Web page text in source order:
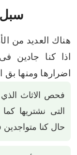
سبل
هناك العديد من
اذا كنا جادين فى
اضرارها ومنها
فحص الاثاث الذي
التى نشتريها
حال كنا